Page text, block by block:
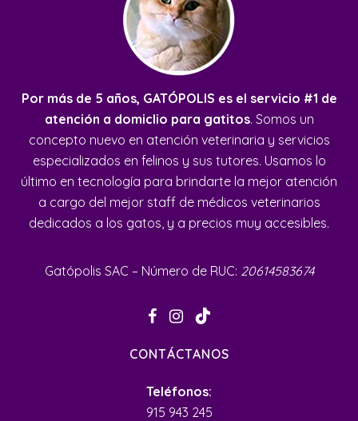
Por más de 5 años, GATÓPOLIS es el servicio #1 de
atención a domiclio para gatitos. Somos un
concepto nuevo en atención veterinaria y servicios
especializados en felinos y sus tutores. Usamos lo
último en tecnología para brindarte la mejor atención
a cargo del mejor staff de médicos veterinarios
dedicados a los gatos, y a precios muy accesibles.
Gatópolis SAC – Número de RUC: 20614583674
CONTÁCTANOS
Teléfonos:
915 943 245